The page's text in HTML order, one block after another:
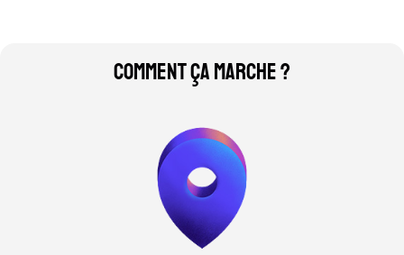
Comment ça marche ?